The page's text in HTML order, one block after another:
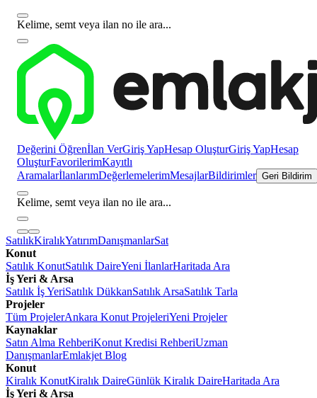
Kelime, semt veya ilan no ile ara...
Değerini Öğrenİlan VerGiriş YapHesap OluşturGiriş YapHesap
OluşturFavorilerimKayıtlı
AramalarİlanlarımDeğerlemelerimMesajlarBildirimler Geri Bildirim
Kelime, semt veya ilan no ile ara...
SatılıkKiralıkYatırımDanışmanlarSat
Konut
Satılık KonutSatılık DaireYeni İlanlarHaritada Ara
İş Yeri & Arsa
Satılık İş YeriSatılık DükkanSatılık ArsaSatılık Tarla
Projeler
Tüm ProjelerAnkara Konut ProjeleriYeni Projeler
Kaynaklar
Satın Alma RehberiKonut Kredisi RehberiUzman
DanışmanlarEmlakjet Blog
Konut
Kiralık KonutKiralık DaireGünlük Kiralık DaireHaritada Ara
İş Yeri & Arsa